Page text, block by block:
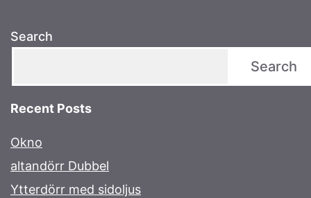
Search
Search
Recent Posts
Okno
altandörr Dubbel
Ytterdörr med sidoljus